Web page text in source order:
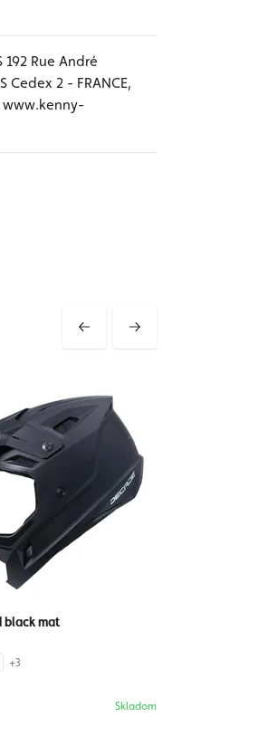
192 Rue André
Cedex 2 - FRANCE,
black mat
+3
Skladom